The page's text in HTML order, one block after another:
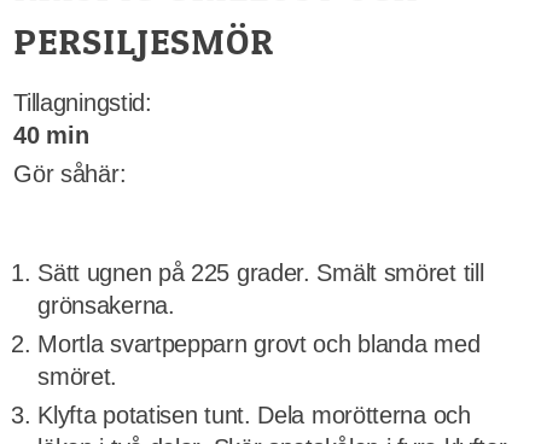
PERSILJESMÖR
Tillagningstid:
40 min
Gör såhär:
Sätt ugnen på 225 grader. Smält smöret till
grönsakerna.
Mortla svartpepparn grovt och blanda med
smöret.
Klyfta potatisen tunt. Dela morötterna och